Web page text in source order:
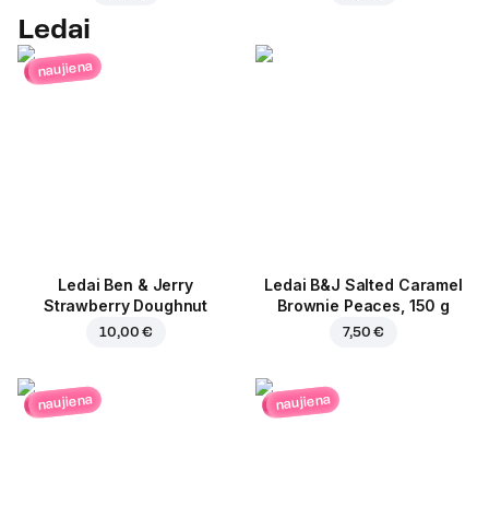
Ledai
naujiena
Ledai Ben & Jerry
Strawberry Doughnut
10,00 €
Ledai B&J Salted Caramel
Brownie Peaces, 150 g
7,50 €
naujiena naujiena